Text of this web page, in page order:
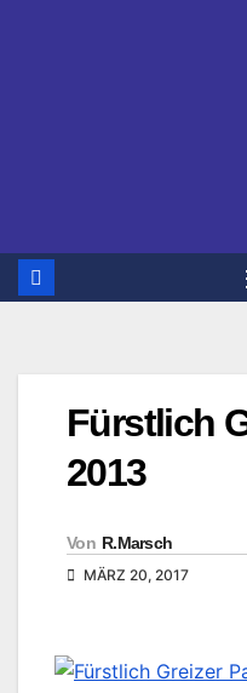
Fürstlich
2013
Von R.Marsch
MÄRZ 20, 2017